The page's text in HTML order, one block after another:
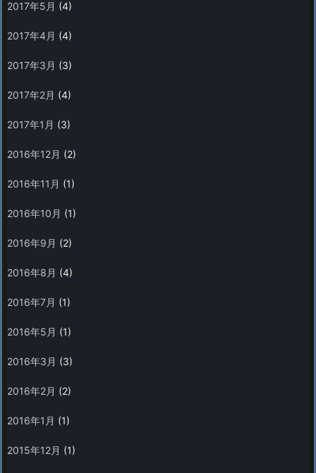
2017年5月 (4)
2017年4月 (4)
2017年3月 (3)
2017年2月 (4)
2017年1月 (3)
2016年12月 (2)
2016年11月 (1)
2016年10月 (1)
2016年9月 (2)
2016年8月 (4)
2016年7月 (1)
2016年5月 (1)
2016年3月 (3)
2016年2月 (2)
2016年1月 (1)
2015年12月 (1)